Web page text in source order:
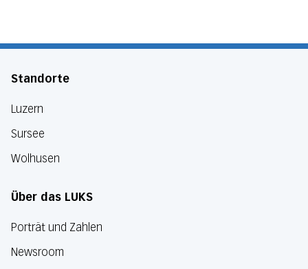
Standorte
Luzern
Sursee
Wolhusen
Über das LUKS
Porträt und Zahlen
Newsroom